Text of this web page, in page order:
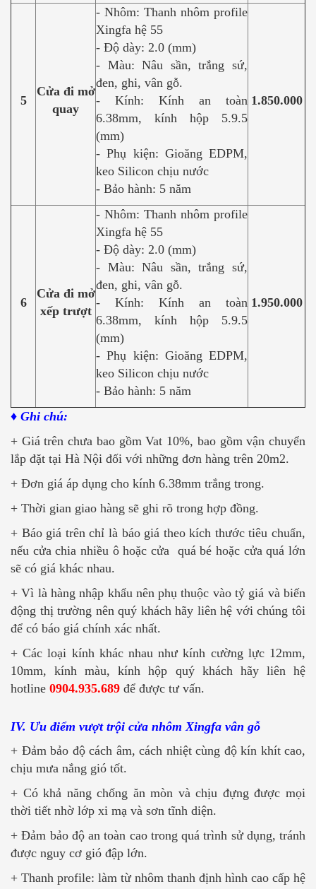
5
Cửa đi mở
quay
- Nhôm: Thanh nhôm profile
Xingfa hệ 55
- Độ dày: 2.0 (mm)
- Màu: Nâu sần, trắng sứ,
đen, ghi, vân gỗ.
- Kính: Kính an toàn
6.38mm, kính hộp 5.9.5
(mm)
- Phụ kiện: Gioăng EDPM,
keo Silicon chịu nước
- Bảo hành: 5 năm
1.850.000
6
Cửa đi mở
xếp trượt
- Nhôm: Thanh nhôm profile
Xingfa hệ 55
- Độ dày: 2.0 (mm)
- Màu: Nâu sần, trắng sứ,
đen, ghi, vân gỗ.
- Kính: Kính an toàn
6.38mm, kính hộp 5.9.5
(mm)
- Phụ kiện: Gioăng EDPM,
keo Silicon chịu nước
- Bảo hành: 5 năm
1.950.000
♦ Ghi chú:
+ Giá trên chưa bao gồm Vat 10%, bao gồm vận chuyển
lắp đặt tại Hà Nội đối với những đơn hàng trên 20m2.
+ Đơn giá áp dụng cho kính 6.38mm trắng trong.
+ Thời gian giao hàng sẽ ghi rõ trong hợp đồng.
+ Báo giá trên chỉ là báo giá theo kích thước tiêu chuẩn,
nếu cửa chia nhiều ô hoặc cửa quá bé hoặc cửa quá lớn
sẽ có giá khác nhau.
+ Vì là hàng nhập khẩu nên phụ thuộc vào tỷ giá và biến
động thị trường nên quý khách hãy liên hệ với chúng tôi
để có báo giá chính xác nhất.
+ Các loại kính khác nhau như kính cường lực 12mm,
10mm, kính màu, kính hộp quý khách hãy liên hệ
hotline 0904.935.689 để được tư vấn.
IV. Ưu điểm vượt trội cửa nhôm Xingfa vân gỗ
+ Đảm bảo độ cách âm, cách nhiệt cùng độ kín khít cao,
chịu mưa nắng gió tốt.
+ Có khả năng chống ăn mòn và chịu đựng được mọi
thời tiết nhờ lớp xi mạ và sơn tĩnh diện.
+ Đảm bảo độ an toàn cao trong quá trình sử dụng, tránh
được nguy cơ gió đập lớn.
+ Thanh profile: làm từ nhôm thanh định hình cao cấp hệ